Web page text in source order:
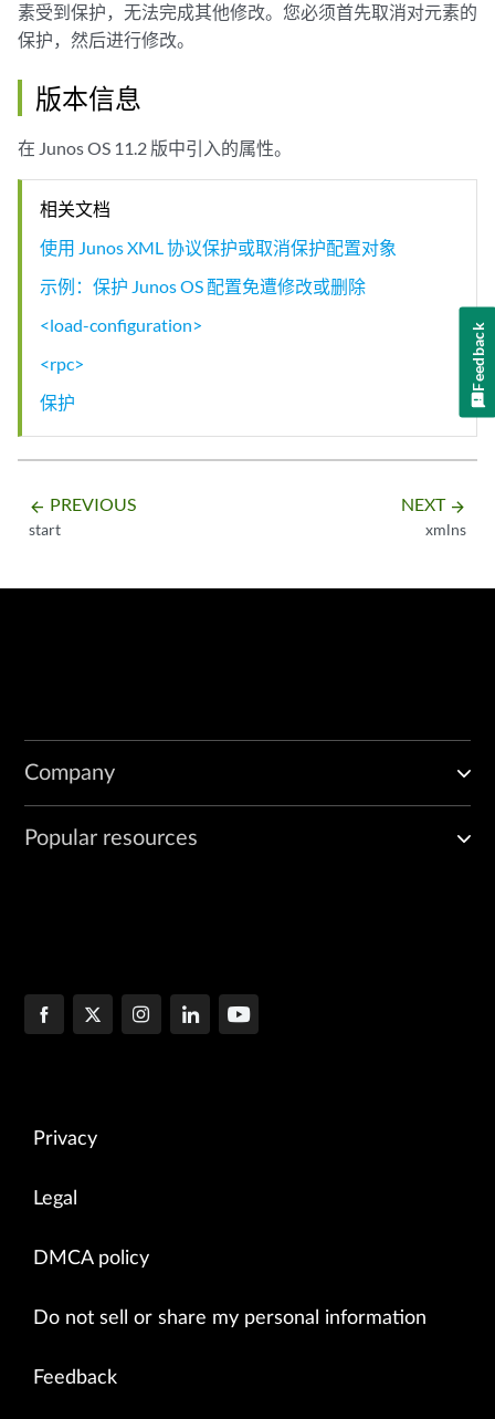
素受到保护，无法完成其他修改。您必须首先取消对元素的
保护，然后进行修改。
版本信息
在 Junos OS 11.2 版中引入的属性。
相关文档
使用 Junos XML 协议保护或取消保护配置对象
示例：保护 Junos OS 配置免遭修改或删除
<load-configuration>
<rpc>
保护
arrow_backward PREVIOUS
start
NEXT arrow_forward
xmlns
Company
Popular resources
Privacy
Legal
DMCA policy
Do not sell or share my personal information
Feedback
Feedback